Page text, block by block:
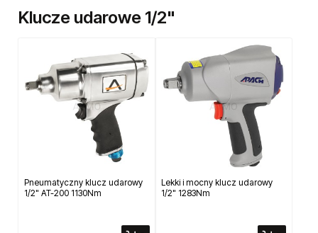
fachowym doradztwem.
Klucze udarowe 1/2"
Pneumatyczny klucz udarowy
1/2" AT-200 1130Nm
Lekki i mocny klucz udarowy
1/2" 1283Nm